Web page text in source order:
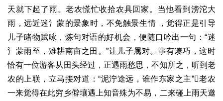
天就下起了雨。老农慌忙收拾农具回家。当他看到滂沱大
雨，远近迷氵蒙的景象时，不免触景生情 ，觉得正是引导
儿子睹物赋咏，炼句对语的好机会，便随口吟出一句：“迷
氵蒙雨至，难耕南亩之田。”让儿子属对。事有凑巧，这时
恰有一位游客从田头经过，正遇雨愁思，不知所之，听到老
农的上联，立马接对道：“泥泞途远，谁作东家之主”老农
一来觉得在此穷乡僻壤遇上知音殊为不易，二来碰上雨天邀